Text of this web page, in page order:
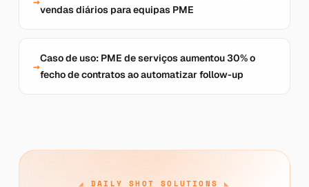
vendas diários para equipas PME
Caso de uso: PME de serviços aumentou 30% o
fecho de contratos ao automatizar follow-up
DAILY SHOT SOLUTIONS